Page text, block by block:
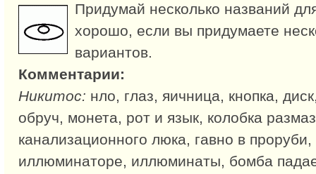
Придумай несколько названий
хорошо, если вы придумаете
вариантов.
Комментарии:
Никитос: нло, глаз, яичница, кнопка,
обруч, монета, рот и язык, колобка
канализационного люка, гавно в проруби,
иллюминаторе, иллюминаты, бомба